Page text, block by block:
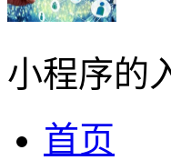
小程序的
首页